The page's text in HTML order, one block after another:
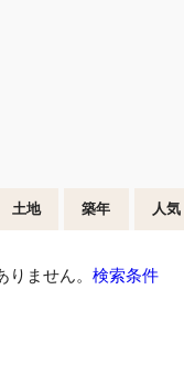
土地 築年 人気
ません。 検索条件